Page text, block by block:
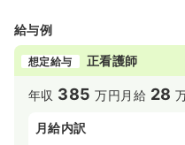
給与例
想定給与 正看護師
年収 385 万円 月給 28
月給内訳